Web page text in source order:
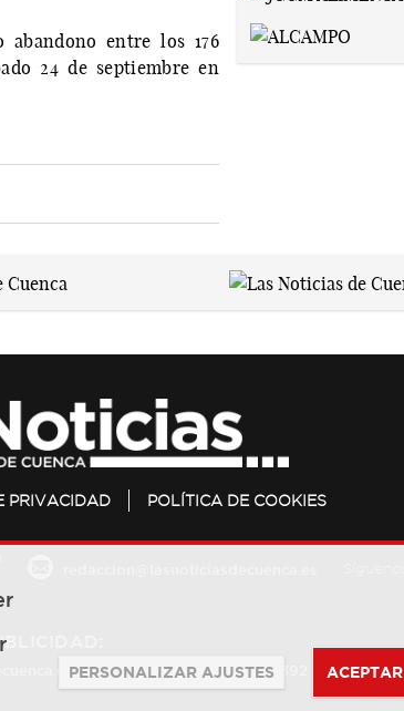
entre los 176
24 de septiembre en
PRIVACIDAD POLÍTICA DE COOKIES
684 126 573 / 670 726 392
PERSONALIZAR AJUSTES